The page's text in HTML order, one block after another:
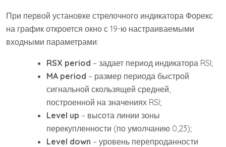
При первой установке стрелочного индикатора Форекс
на график откроется окно с 19-ю настраиваемыми
входными параметрами:
RSX period – задает период индикатора RSI;
MA period – размер периода быстрой
сигнальной скользящей средней,
построенной на значениях RSI;
Level up – высота линии зоны
перекупленности (по умолчанию 0,23);
Level down – уровень перепроданности